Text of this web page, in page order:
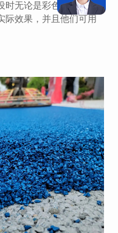
时无论是彩色沥青路面
际效果，并且他们可用